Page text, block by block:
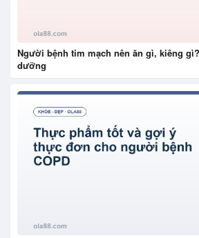
Người bệnh tim mạch nên ăn gì, kiêng
dưỡng